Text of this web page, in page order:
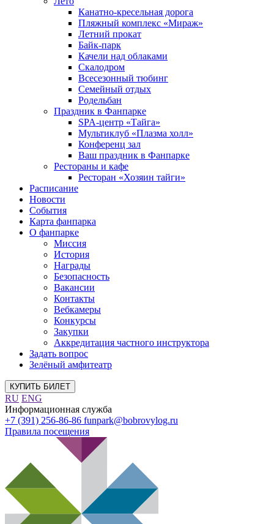
Канатно-кресельная дорога
Пляжный комплекс «Мираж»
Летний прокат
Байк-парк
Качели над облаками
Скалодром
Всесезонный тюбинг
Семейный отдых
Родельбан
Праздник в Фанпарке
SPA-центр «Тайга»
Мультиклуб «Плазма холл»
Конференц зал
Ваш праздник в Фанпарке
Рестораны и кафе
Ресторан «Хозяин тайги»
Расписание
Новости
События
Карта фанпарка
О фанпарке
Миссия
История
Награды
Безопасность
Вакансии
Контакты
Вебкамеры
Конкурсы
Закупки
Аккредитация частного инструктора
Задать вопрос
Зелёный амфитеатр
КУПИТЬ БИЛЕТ
RU ENG
Информационная служба
+7 (391) 256-86-86 funpark@bobrovylog.ru
Правила посещения